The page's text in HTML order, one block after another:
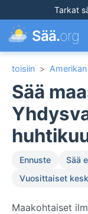
Tarkat
Sää.org
toisiin >
Sää
Ennuste Sää
Vuosittaiset
Maakohtaiset